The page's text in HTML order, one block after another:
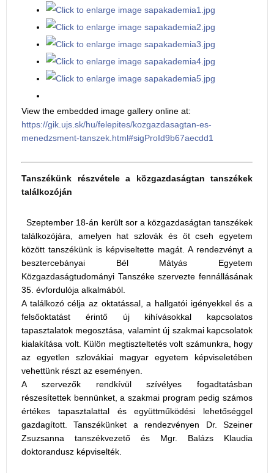
View the embedded image gallery online at:
https://gik.ujs.sk/hu/felepites/kozgazdasagtan-es-
menedzsment-tanszek.html#sigProId9b67aecdd1
Tanszékünk részvétele a közgazdaságtan tanszékek
találkozóján
Szeptember 18-án került sor a közgazdaságtan tanszékek
találkozójára, amelyen hat szlovák és öt cseh egyetem
között tanszékünk is képviseltette magát. A rendezvényt a
besztercebányai Bél Mátyás Egyetem
Közgazdaságtudományi Tanszéke szervezte fennállásának
35. évfordulója alkalmából.
A találkozó célja az oktatással, a hallgatói igényekkel és a
felsőoktatást érintő új kihívásokkal kapcsolatos
tapasztalatok megosztása, valamint új szakmai kapcsolatok
kialakítása volt. Külön megtiszteltetés volt számunkra, hogy
az egyetlen szlovákiai magyar egyetem képviseletében
vehettünk részt az eseményen.
A szervezők rendkívül szívélyes fogadtatásban
részesítettek bennünket, a szakmai program pedig számos
értékes tapasztalattal és együttműködési lehetőséggel
gazdagított. Tanszékünket a rendezvényen Dr. Szeiner
Zsuzsanna tanszékvezető és Mgr. Balázs Klaudia
doktorandusz képviselték.